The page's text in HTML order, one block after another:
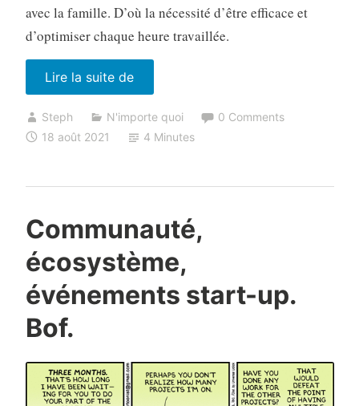
avec la famille. D’où la nécessité d’être efficace et
d’optimiser chaque heure travaillée.
Lire la suite de« L’entrepreneur
en
vacances »
Steph N'importe quoi
0 Comments
18 août 2021
4 Minutes
Communauté,
écosystème,
événements start-up.
Bof.